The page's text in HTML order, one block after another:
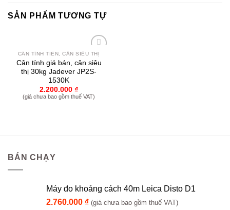
SẢN PHẨM TƯƠNG TỰ
Yêu
thích
CÂN TÍNH TIỀN, CÂN SIÊU THỊ
Cân tính giá bán, cân siêu
thị 30kg Jadever JP2S-
1530K
2.200.000 ₫
(giá chưa bao gồm thuế VAT)
BÁN CHẠY
Máy đo khoảng cách 40m Leica Disto D1
2.760.000 ₫ (giá chưa bao gồm thuế VAT)